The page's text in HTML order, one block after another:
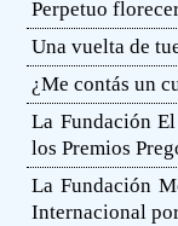
Perpetuo
Una vuelta de
¿Me contás un
La Fundación
los Premios
La Fundación
Internacional